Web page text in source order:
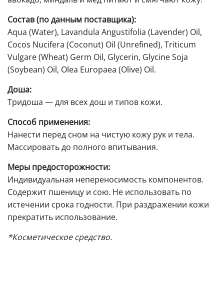
Состав (по данным поставщика):
Aqua (Water), Lavandula Angustifolia (Lavender) Oil,
Cocos Nucifera (Coconut) Oil (Unrefined), Triticum
Vulgare (Wheat) Germ Oil, Glycerin, Glycine Soja
(Soybean) Oil, Olea Europaea (Olive) Oil.
Доша:
Тридоша — для всех дош и типов кожи.
Способ применения:
Нанести перед сном на чистую кожу рук и тела.
Массировать до полного впитывания.
Меры предосторожности:
Индивидуальная непереносимость компонентов.
Содержит пшеницу и сою. Не использовать по
истечении срока годности. При раздражении кожи
прекратить использование.
*Косметическое средство.